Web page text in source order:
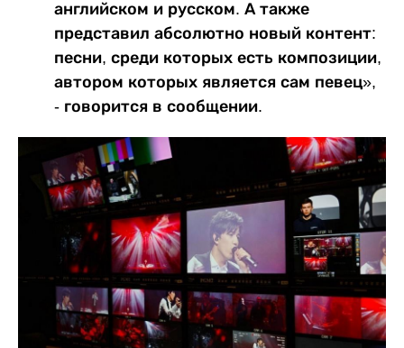
английском и русском. А также
представил абсолютно новый контент:
песни, среди которых есть композиции,
автором которых является сам певец»,
- говорится в сообщении.